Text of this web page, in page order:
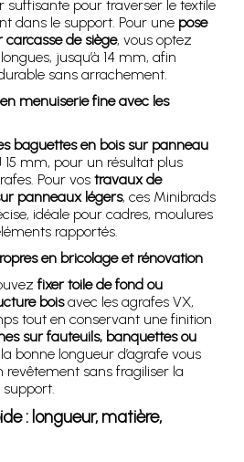
suffisante pour traverser le textile
dans le support. Pour une pose
carcasse de siège, vous optez
jusqu’à 14 mm, afin
sans arrachement.
menuiserie fine avec les
baguettes en bois sur panneau
15 mm, pour un résultat plus
Pour vos travaux de
panneaux légers, ces Minibrads
idéale pour cadres, moulures
rapportés.
en bricolage et rénovation
fixer toile de fond ou
boisavec les agrafes VX,
tout en conservant une finition
sur fauteuils, banquettes ou
bonne longueur d’agrafe vous
revêtement sans fragiliser la
: longueur, matière,